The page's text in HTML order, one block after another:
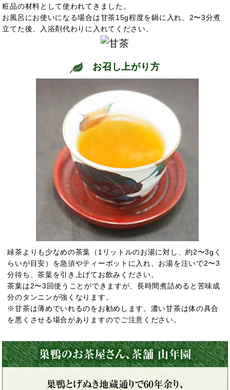
粧品の材料として使われてきました。
お風呂にお使いになる場合は甘茶15g程度を鍋に入れ、2〜3分煮
立てた後、入浴剤代わりに入れてください。
お召し上がり方
緑茶よりも少なめの茶葉（1リットルのお湯に対し、約2〜3gく
らいが目安）を急須やティーポットに入れ、お湯を注いで2〜3
分待ち、茶葉を引き上げてお飲みください。
茶葉は2〜3回使うことができますが、長時間煮詰めると苦味成
分のタンニンが強くなります。
※甘茶は薄めでいれるのをお勧めします。濃い甘茶は体の具合
を悪くさせる場合がありますのでご注意ください。